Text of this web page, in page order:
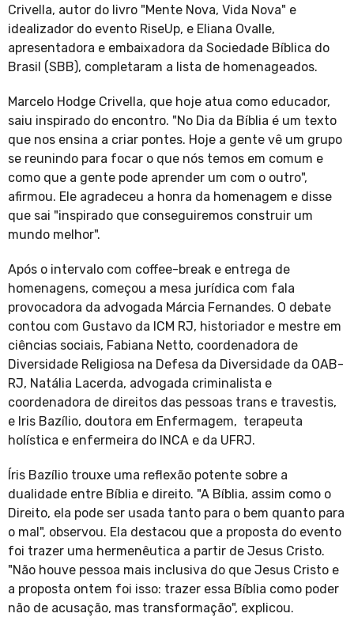
Crivella, autor do livro "Mente Nova, Vida Nova" e
idealizador do evento RiseUp, e Eliana Ovalle,
apresentadora e embaixadora da Sociedade Bíblica do
Brasil (SBB), completaram a lista de homenageados.
Marcelo Hodge Crivella, que hoje atua como educador,
saiu inspirado do encontro. "No Dia da Bíblia é um texto
que nos ensina a criar pontes. Hoje a gente vê um grupo
se reunindo para focar o que nós temos em comum e
como que a gente pode aprender um com o outro",
afirmou. Ele agradeceu a honra da homenagem e disse
que sai "inspirado que conseguiremos construir um
mundo melhor".
Após o intervalo com coffee-break e entrega de
homenagens, começou a mesa jurídica com fala
provocadora da advogada Márcia Fernandes. O debate
contou com Gustavo da ICM RJ, historiador e mestre em
ciências sociais, Fabiana Netto, coordenadora de
Diversidade Religiosa na Defesa da Diversidade da OAB-
RJ, Natália Lacerda, advogada criminalista e
coordenadora de direitos das pessoas trans e travestis,
e Iris Bazílio, doutora em Enfermagem, terapeuta
holística e enfermeira do INCA e da UFRJ.
Íris Bazílio trouxe uma reflexão potente sobre a
dualidade entre Bíblia e direito. "A Bíblia, assim como o
Direito, ela pode ser usada tanto para o bem quanto para
o mal", observou. Ela destacou que a proposta do evento
foi trazer uma hermenêutica a partir de Jesus Cristo.
"Não houve pessoa mais inclusiva do que Jesus Cristo e
a proposta ontem foi isso: trazer essa Bíblia como poder
não de acusação, mas transformação", explicou.